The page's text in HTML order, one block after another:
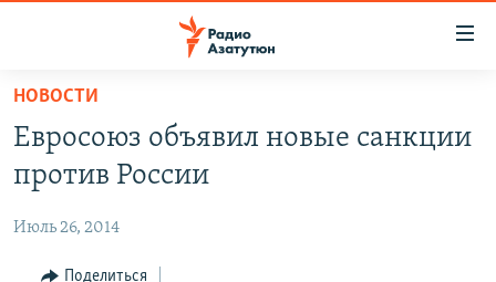
Перейти
основному
содержанию
Перейти
НОВОСТИ
ПОЛИТИКА
ОБЩЕСТВО
ЭКОНОМИКА
НОВОСТИ
Евросоюз объявил новые санкции
против России
Июль 26, 2014
Поделиться